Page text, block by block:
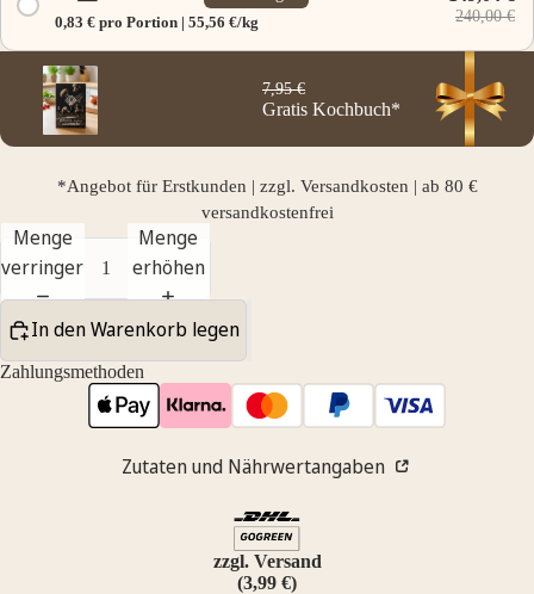
0,83 € pro Portion | 55,56 €/kg
240,00 €
7,95 €
Gratis Kochbuch*
*Angebot für Erstkunden | zzgl. Versandkosten | ab 80 €
versandkostenfrei
Menge
verringern
Menge
erhöhen
In den Warenkorb legen
Zahlungsmethoden
Zutaten und Nährwertangaben
zzgl. Versand
(3,99 €)